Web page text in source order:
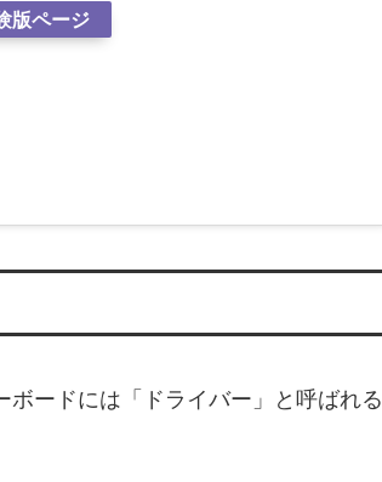
版ページ
ードには「ドライバー」と呼ばれる